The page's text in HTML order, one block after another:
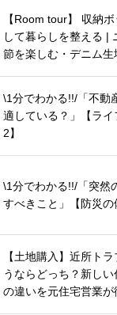
【Room tour】 収納
して暮らしを整える |
節を楽しむ・デニム
\1分でわかる!!/「不動
適している？」【ラ
2】
\1分でわかる!!/「突然
すべきこと」【防災の
【土地購入】近所ト
うならどっち？新し
の違いを元住宅営業が